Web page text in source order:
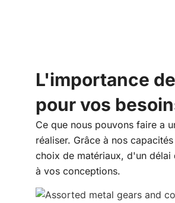
L'importance
pour vos
Ce que nous pouvons faire a
réaliser. Grâce à nos
choix de matériaux, d'un
à vos conceptions.